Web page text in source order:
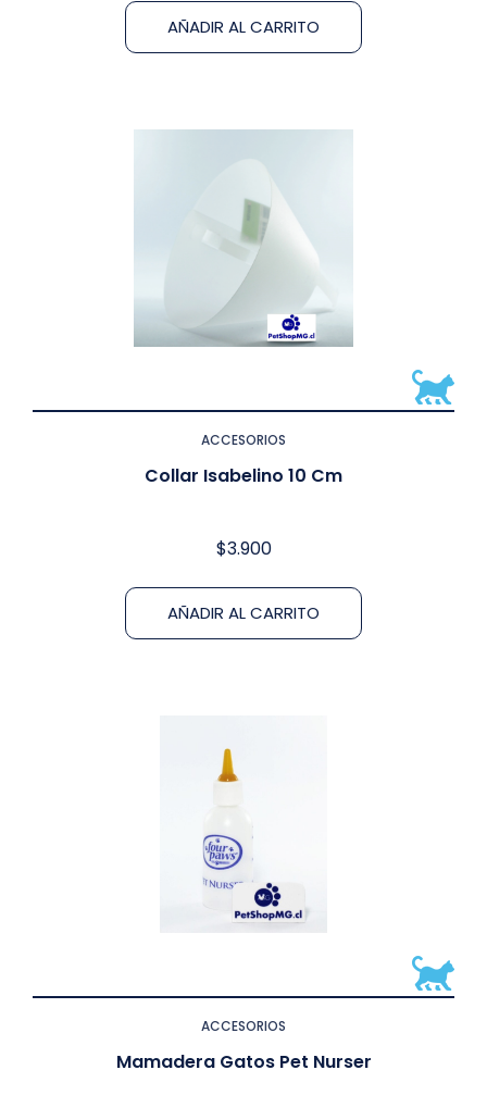
AÑADIR AL CARRITO
ACCESORIOS
Collar Isabelino 10 Cm
$3.900
AÑADIR AL CARRITO
ACCESORIOS
Mamadera Gatos Pet Nurser